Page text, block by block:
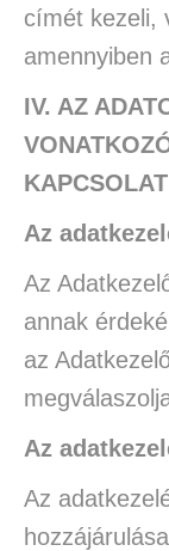
címét kezeli,
amennyiben
IV. AZ
Az
Az
annak
az
Az
Az